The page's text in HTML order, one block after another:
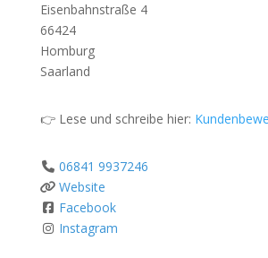
Eisenbahnstraße 4
66424
Homburg
Saarland
👉 Lese und schreibe hier:
06841 9937246
Website
Facebook
Instagram